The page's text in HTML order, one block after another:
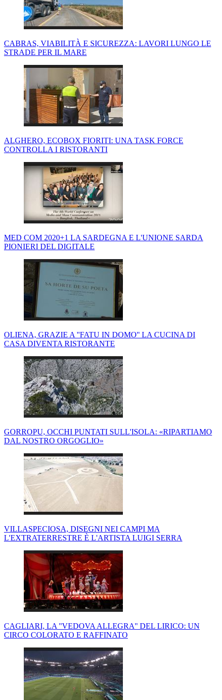
CABRAS, VIABILITÀ E SICUREZZA: LAVORI LUNGO LE
STRADE PER IL MARE
ALGHERO, ECOBOX FIORITI: UNA TASK FORCE
CONTROLLA I RISTORANTI
MED COM 2020+1 LA SARDEGNA E L'UNIONE SARDA
PIONIERI DEL DIGITALE
OLIENA, GRAZIE A ''FATU IN DOMO'' LA CUCINA DI
CASA DIVENTA RISTORANTE
GORROPU, OCCHI PUNTATI SULL'ISOLA: «RIPARTIAMO
DAL NOSTRO ORGOGLIO»
VILLASPECIOSA, DISEGNI NEI CAMPI MA
L'EXTRATERRESTRE È L'ARTISTA LUIGI SERRA
CAGLIARI, LA ''VEDOVA ALLEGRA'' DEL LIRICO: UN
CIRCO COLORATO E RAFFINATO